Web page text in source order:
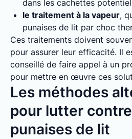
dans les cachettes
le traitement à la vapeur,
punaises de lit par choc
Ces traitements doivent
pour assurer leur efficacité. Il
conseillé de faire appel à un
pour mettre en œuvre ces
Les méthodes
pour lutter
punaises de lit